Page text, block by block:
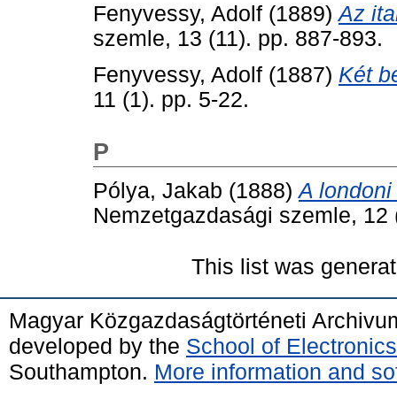
Fenyvessy, Adolf (1889)Az
szemle, 13 (11). pp. 887-893.
Fenyvessy, Adolf (1887) Két
11 (1). pp. 5-22.
P
Pólya, Jakab (1888)A
Nemzetgazdasági szemle, 12
This list was
Magyar Közgazdaságtörténeti
developed by the School of
Southampton. More information and